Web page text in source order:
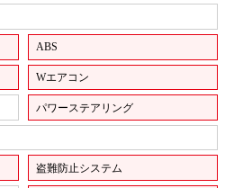
ABS
Wエアコン
パワーステアリング
盗難防止システム